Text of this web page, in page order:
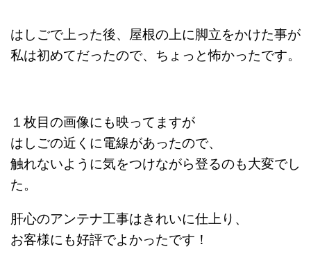
はしごで上った後、屋根の上に脚立をかけた事が
私は初めてだったので、ちょっと怖かったです。
１枚目の画像にも映ってますが
はしごの近くに電線があったので、
触れないように気をつけながら登るのも大変でし
た。
肝心のアンテナ工事はきれいに仕上り、
お客様にも好評でよかったです！